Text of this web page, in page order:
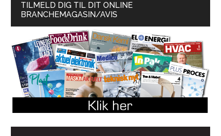
TILMELD DIG TIL DIT ONLINE
BRANCHEMAGASIN/AVIS